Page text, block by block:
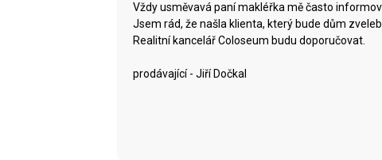
Vždy usměvavá paní makléřka mě často
Jsem rád, že našla klienta, který bude dům
Realitní kancelář Coloseum budu doporučovat.
prodávající - Jiří Dočkal